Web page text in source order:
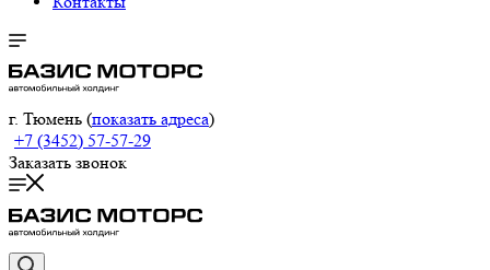
г. Тюмень (показать адреса)
+7 (3452) 57-57-29
Заказать звонок